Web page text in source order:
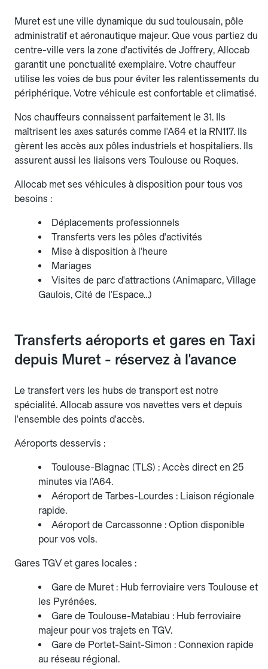
Muret est une ville dynamique du sud toulousain, pôle
administratif et aéronautique majeur. Que vous partiez du
centre-ville vers la zone d'activités de Joffrery, Allocab
garantit une ponctualité exemplaire. Votre chauffeur
utilise les voies de bus pour éviter les ralentissements du
périphérique. Votre véhicule est confortable et climatisé.
Nos chauffeurs connaissent parfaitement le 31. Ils
maîtrisent les axes saturés comme l'A64 et la RN117. Ils
gèrent les accès aux pôles industriels et hospitaliers. Ils
assurent aussi les liaisons vers Toulouse ou Roques.
Allocab met ses véhicules à disposition pour tous vos
besoins :
Déplacements professionnels
Transferts vers les pôles d'activités
Mise à disposition à l'heure
Mariages
Visites de parc d'attractions (Animaparc, Village
Gaulois, Cité de l'Espace…)
Transferts aéroports et gares en Taxi
depuis Muret - réservez à l'avance
Le transfert vers les hubs de transport est notre
spécialité. Allocab assure vos navettes vers et depuis
l'ensemble des points d'accès.
Aéroports desservis :
Toulouse-Blagnac (TLS) : Accès direct en 25
minutes via l'A64.
Aéroport de Tarbes-Lourdes : Liaison régionale
rapide.
Aéroport de Carcassonne : Option disponible
pour vos vols.
Gares TGV et gares locales :
Gare de Muret : Hub ferroviaire vers Toulouse et
les Pyrénées.
Gare de Toulouse-Matabiau : Hub ferroviaire
majeur pour vos trajets en TGV.
Gare de Portet-Saint-Simon : Connexion rapide
au réseau régional.